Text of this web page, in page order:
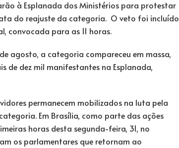
à Esplanada dos Ministérios para protestar
do reajuste da categoria. O veto foi incluído
convocada para as 11 horas.
agosto, a categoria compareceu em massa,
de dez mil manifestantes na Esplanada,
permanecem mobilizados na luta pela
Em Brasília, como parte das ações
horas desta segunda-feira, 31, no
os parlamentares que retornam ao